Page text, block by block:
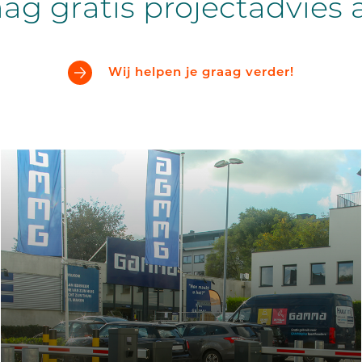
gratis projectadvies
Wij helpen je graag verder!